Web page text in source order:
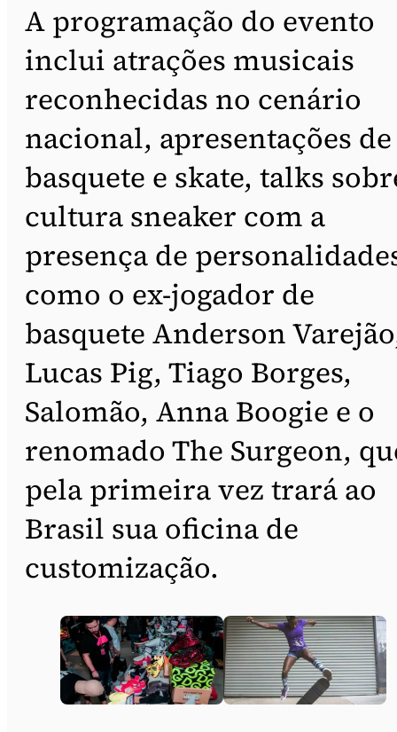
A programação do evento
inclui atrações musicais
reconhecidas no cenário
nacional, apresentações de
basquete e skate, talks
cultura sneaker com a
presença de
como o ex-jogador de
basquete Anderson
Lucas Pig, Tiago Borges,
Salomão, Anna Boogie e o
renomado The Surgeon,
pela primeira vez trará ao
Brasil sua oficina de
customização.